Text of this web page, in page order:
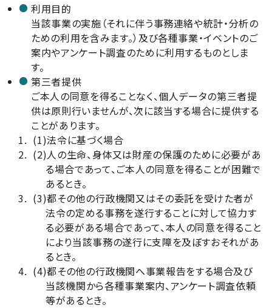
利用目的
当該事業の実施（それに伴う事務連絡や統計・分析の
ための利用を含みます。）及び各種事業・イベントのご
案内やアンケート調査のために利用するものとしま
す。
第三者提供
ご本人の同意を得ることなく、個人データの第三者提
供は原則行いませんが、次に該当する場合に提供する
ことがあります。
(1)法令に基づく場合
(2)人の生命、身体又は財産の保護のために必要があ
る場合であって、ご本人の同意を得ることが困難で
あるとき。
(3)都その他の行政機関又はその委託を受けた者が
法令の定める事務を遂行することに対して協力す
る必要がある場合であって、本人の同意を得ること
により当該事務の遂行に支障を及ぼすおそれがあ
るとき。
(4)都その他の行政機関へ事業報告をする場合及び
当該機関から各種事業案内、アンケート調査依頼
等があるとき。